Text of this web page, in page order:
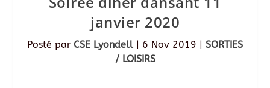
janvier 2020
Posté par CSE Lyondell | 6 Nov 2019 | SORTIES
/ LOISIRS